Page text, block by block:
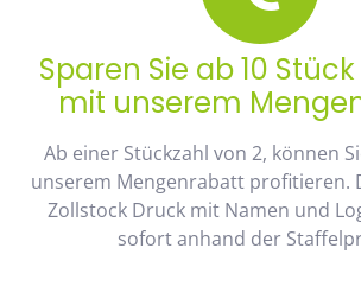
Sparen Sie ab 10
mit unserem
Ab einer Stückzahl von 2, können
unserem Mengenrabatt profitieren.
Zollstock Druck mit Namen und
sofort anhand der